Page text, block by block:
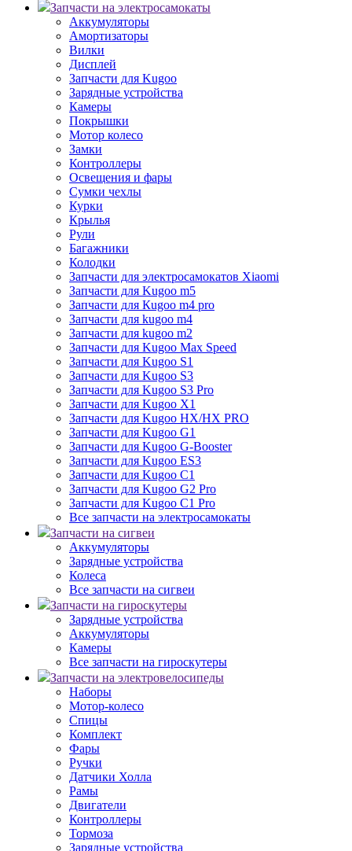
Запчасти на электросамокаты
Аккумуляторы
Амортизаторы
Вилки
Дисплей
Запчасти для Kugoo
Зарядные устройства
Камеры
Покрышки
Мотор колесо
Замки
Контроллеры
Освещения и фары
Сумки чехлы
Курки
Крылья
Рули
Багажники
Колодки
Запчасти для электросамокатов Xiaomi
Запчасти для Kugoo m5
Запчасти для Кugoo m4 pro
Запчасти для kugoo m4
Запчасти для kugoo m2
Запчасти для Kugoo Max Speed
Запчасти для Kugoo S1
Запчасти для Kugoo S3
Запчасти для Kugoo S3 Pro
Запчасти для Kugoo X1
Запчасти для Kugoo HX/HX PRO
Запчасти для Kugoo G1
Запчасти для Kugoo G-Booster
Запчасти для Kugoo ES3
Запчасти для Kugoo C1
Запчасти для Kugoo G2 Pro
Запчасти для Kugoo C1 Pro
Все запчасти на электросамокаты
Запчасти на сигвеи
Аккумуляторы
Зарядные устройства
Колеса
Все запчасти на сигвеи
Запчасти на гироскутеры
Зарядные устройства
Аккумуляторы
Камеры
Все запчасти на гироскутеры
Запчасти на электровелосипеды
Наборы
Мотор-колесо
Спицы
Комплект
Фары
Ручки
Датчики Холла
Рамы
Двигатели
Контроллеры
Тормоза
Зарядные устройства